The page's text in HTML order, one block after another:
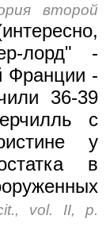
второй
лорд" -
Франции -
36-39
с
у
в
vol. II, p.